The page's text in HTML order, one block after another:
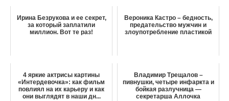
Ирина Безрукова и ее секрет,
за который заплатили
миллион. Вот те раз!
Вероника Кастро – бедность,
предательство мужчин и
злоупотребление пластикой
4 яркие актрисы картины
«Интердевочка»: как фильм
повлиял на их карьеру и как
они выглядят в наши дн...
Владимир Трещалов –
пивнушки, четыре инфаркта и
бойкая разлучница —
секретарша Аллочка